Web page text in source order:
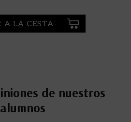
A LA CESTA
de nuestros
alumnos